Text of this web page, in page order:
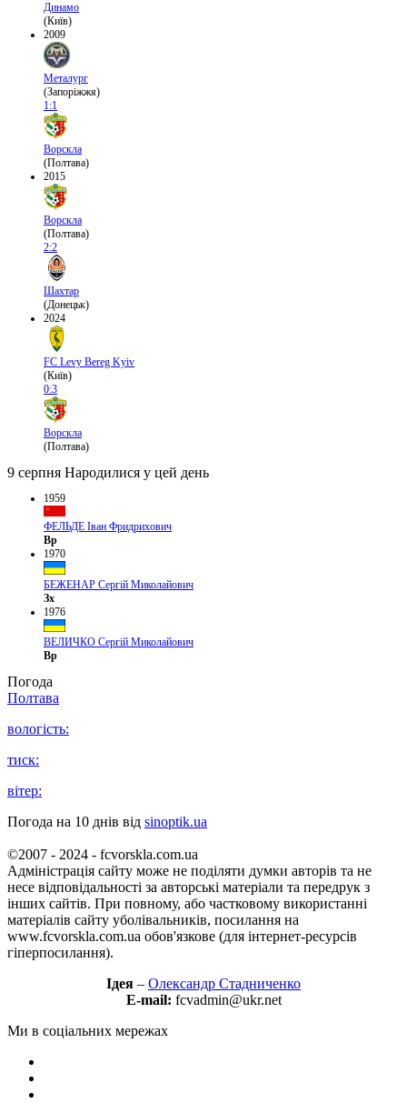
Динамо
(Київ)
2009
Металург
(Запоріжжя)
1:1
Ворскла
(Полтава)
2015
Ворскла
(Полтава)
2:2
Шахтар
(Донецьк)
2024
FC Levy Bereg Kyiv
(Київ)
0:3
Ворскла
(Полтава)
9 серпня Народилися у цей день
1959
ФЕЛЬДЕ Іван Фридрихович
Вр
1970
БЕЖЕНАР Сергій Миколайович
Зх
1976
ВЕЛИЧКО Сергій Миколайович
Вр
Погода
Полтава
вологість:
тиск:
вітер:
Погода на 10 днів від sinoptik.ua
©2007 - 2024 - fcvorskla.com.ua
Адміністрація сайту може не поділяти думки авторів та не
несе відповідальності за авторські матеріали та передрук з
інших сайтів. При повному, або частковому використанні
матеріалів сайту уболівальників, посилання на
www.fcvorskla.com.ua обов'язкове (для інтернет-ресурсів
гіперпосилання).
Ідея – Олександр Стадниченко
E-mail: fcvadmin@ukr.net
Ми в соціальних мережах